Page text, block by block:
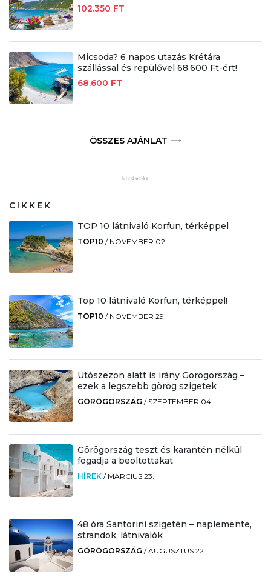
102.350 FT
Micsoda? 6 napos utazás Krétára
szállással és repülővel 68.600 Ft-ért!
68.600 FT
ÖSSZES AJÁNLAT
CIKKEK
TOP 10 látnivaló Korfun, térképpel
TOP10 / NOVEMBER 02.
Top 10 látnivaló Korfun, térképpel!
TOP10 / NOVEMBER 29.
Utószezon alatt is irány Görögország –
ezek a legszebb görög szigetek
GÖRÖGORSZÁG / SZEPTEMBER 04.
Görögország teszt és karantén nélkül
fogadja a beoltottakat
HÍREK / MÁRCIUS 23.
48 óra Santorini szigetén – naplemente,
strandok, látnivalók
GÖRÖGORSZÁG /AUGUSZTUS 22.